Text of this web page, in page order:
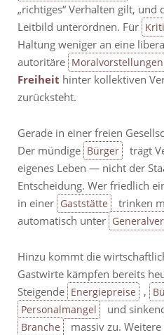
„richtiges“ Verhalten gilt, und
Leitbild unterordnen. Für
Haltung weniger an eine
autoritäre Moralvorstellungen
Freiheit hinter kollektiven
zurücksteht.
Gerade in einer freien
Der mündige Bürger
trägt
eigenes Leben — nicht der
Entscheidung. Wer friedlich
in einer Gaststätte
trinken
automatisch unter
Hinzu kommt die
Gastwirte kämpfen bereits
Steigende Energiepreise ,
Personalmangel und
Branche massiv zu. Weitere